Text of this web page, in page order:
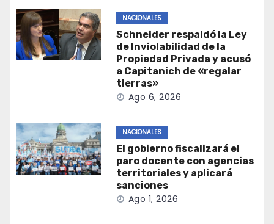
NACIONALES
Schneider respaldó la Ley
de Inviolabilidad de la
Propiedad Privada y acusó
a Capitanich de «regalar
tierras»
Ago 6, 2026
NACIONALES
El gobierno fiscalizará el
paro docente con agencias
territoriales y aplicará
sanciones
Ago 1, 2026